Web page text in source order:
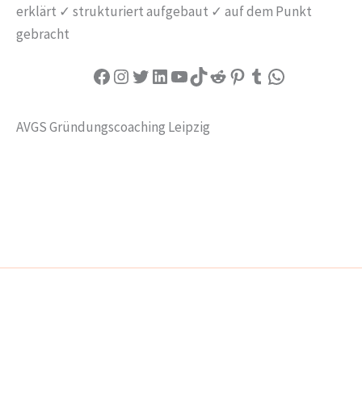
erklärt ✓ strukturiert aufgebaut ✓ auf dem Punkt
gebracht
Facebook
Instagram
Twitter
LinkedIn
YouTube
TikTok
Reddit
Pinterest
Tumblr
WhatsApp
AVGS Gründungscoaching Leipzig